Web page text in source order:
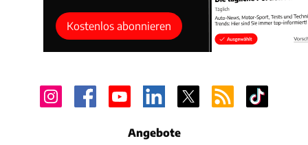
Kostenlos abonnieren
Angebote